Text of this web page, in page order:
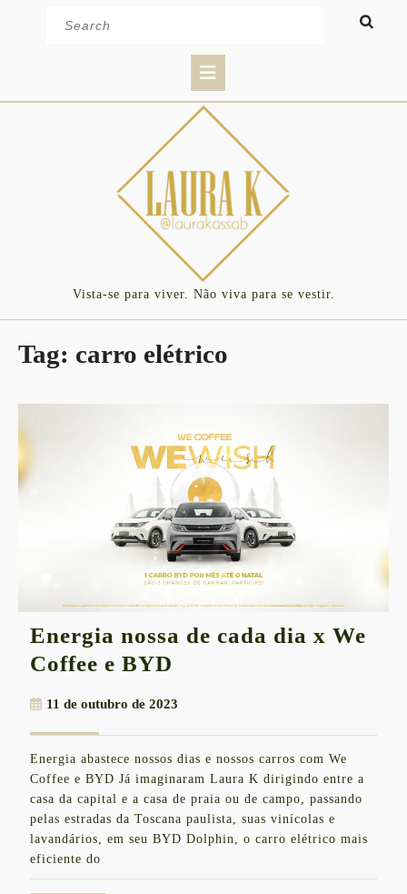
Button
Vista-se para viver. Não viva para se vestir.
Tag: carro elétrico
Energia nossa de cada dia x We
Coffee e BYD
de
cada
dia
x
We
Coffee
e
11 de outubro de 2023
de
2023
Energia abastece nossos dias e nossos carros com We
Coffee e BYD Já imaginaram Laura K dirigindo entre a
casa da capital e a casa de praia ou de campo, passando
pelas estradas da Toscana paulista, suas vinícolas e
lavandários, em seu BYD Dolphin, o carro elétrico mais
eficiente do